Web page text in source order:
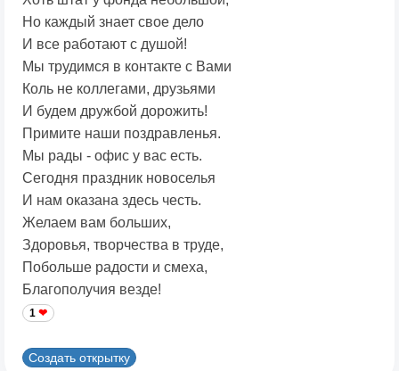
Но каждый знает свое дело
И все работают с душой!
Мы трудимся в контакте с Вами
Коль не коллегами, друзьями
И будем дружбой дорожить!
Примите наши поздравленья.
Мы рады - офис у вас есть.
Сегодня праздник новоселья
И нам оказана здесь честь.
Желаем вам больших,
Здоровья, творчества в труде,
Побольше радости и смеха,
Благополучия везде!
1
Создать открытку